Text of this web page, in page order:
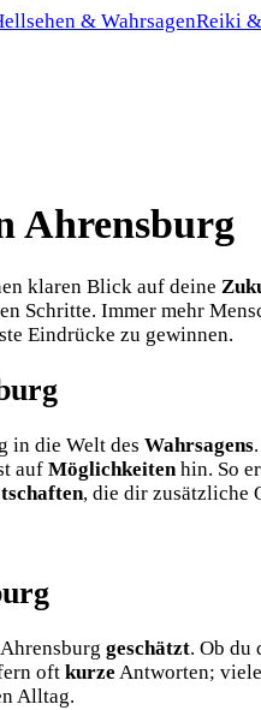
& WahrsagenReiki
Ahrensburg
klaren Blick auf deine
Schritte. Immer mehr
Eindrücke zu gewinnen.
in die Welt des Wahrsagens
auf Möglichkeitenhin. So
, die dir zusätzliche
geschätzt. Ob du
oft kurze Antworten;
Alltag.